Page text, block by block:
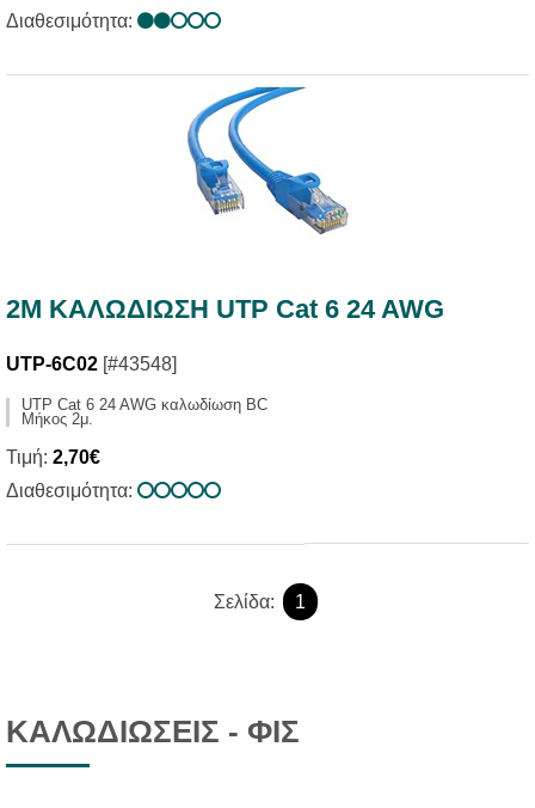
Διαθεσιμότητα:
2M ΚΑΛΩΔΙΩΣΗ UTP Cat 6 24 AWG
UTP-6C02 [#43548]
UTP Cat 6 24 AWG καλωδίωση BC
Μήκος 2μ.
Τιμή: 2,70€
Διαθεσιμότητα:
Σελίδα: 1
ΚΑΛΩΔΙΩΣΕΙΣ - ΦΙΣ